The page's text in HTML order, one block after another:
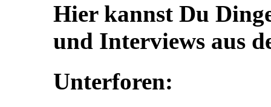
Hier kannst Du
und Interviews aus
Unterforen: